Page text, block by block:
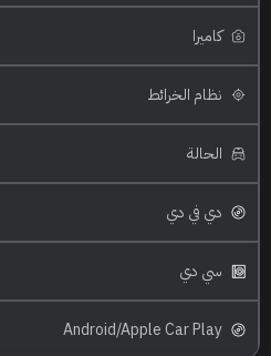
كاميرا
نظام الخرائط
الحالة
دي في دي
سي دي
Android/Apple Car Play